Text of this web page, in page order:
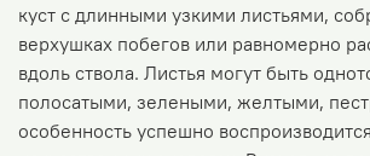
куст с длинными узкими листьями,
верхушках побегов или равномерно
вдоль ствола. Листья могут быть
полосатыми, зелеными, желтыми,
особенность успешно